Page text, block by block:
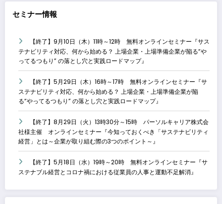
セミナー情報
【終了】9月10日（木）11時～12時 無料オンラインセミナー『サス
テナビリティ対応、何から始める？ 上場企業・上場準備企業が陥る“や
ってるつもり” の落とし穴と実践ロードマップ』
【終了】5月29日（木）16時～17時 無料オンラインセミナー『サ
ステナビリティ対応、何から始める？ 上場企業・上場準備企業が陥
る“やってるつもり” の落とし穴と実践ロードマップ』
【終了】8月29日（火）13時30分～15時 パーソルキャリア株式会
社様主催 オンラインセミナー『今知っておくべき「サステナビリティ
経営」とは～企業が取り組む際の3つのポイント～』
【終了】5月18日（水）19時～20時 無料オンラインセミナー『サ
ステナブル経営とコロナ禍における従業員の人事と運動不足解消』